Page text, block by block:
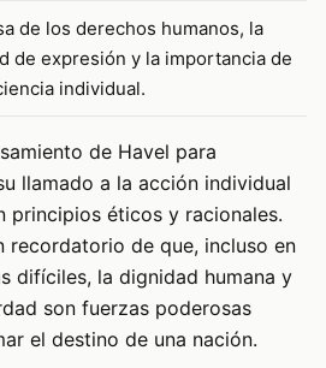
de los derechos humanos, la
de expresión y la importancia de
individual.
de Havel para
llamado a la acción individual
principios éticos y racionales.
recordatorio de que, incluso en
difíciles, la dignidad humana y
son fuerzas poderosas
el destino de una nación.